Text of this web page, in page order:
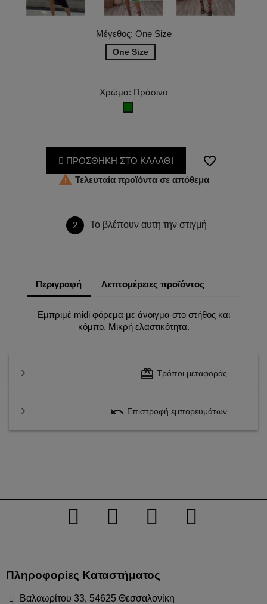
Μέγεθος: One Size
One Size
Χρώμα: Πράσινο
ΠΡΟΣΘΗΚΗ ΣΤΟ ΚΑΛΑΘΙ
favorite_border
 Τελευταία προϊόντα σε απόθεμα
2 Το βλέπουν αυτη την στιγμή
Περιγραφή Λεπτομέρειες προϊόντος
Εμπριμέ midi φόρεμα με άνοιγμα στο στήθος και
κόμπο. Μικρή ελαστικότητα.
redeem Τρόποι μεταφοράς
undo Επιστροφή εμπορευμάτων
Πληροφορίες Καταστήματος
Βαλαωρίτου 33, 54625 Θεσσαλονίκη